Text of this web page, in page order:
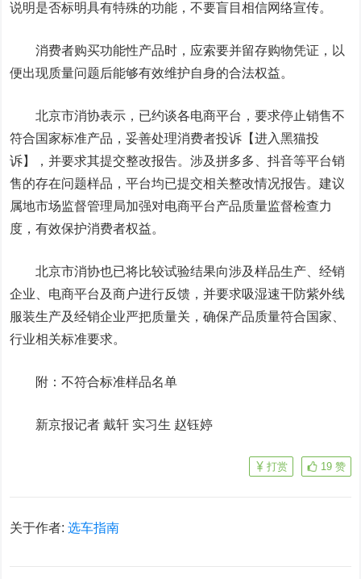
说明是否标明具有特殊的功能，不要盲目相信网络宣传。
消费者购买功能性产品时，应索要并留存购物凭证，以
便出现质量问题后能够有效维护自身的合法权益。
北京市消协表示，已约谈各电商平台，要求停止销售不
符合国家标准产品，妥善处理消费者投诉【进入黑猫投
诉】，并要求其提交整改报告。涉及拼多多、抖音等平台销
售的存在问题样品，平台均已提交相关整改情况报告。建议
属地市场监督管理局加强对电商平台产品质量监督检查力
度，有效保护消费者权益。
北京市消协也已将比较试验结果向涉及样品生产、经销
企业、电商平台及商户进行反馈，并要求吸湿速干防紫外线
服装生产及经销企业严把质量关，确保产品质量符合国家、
行业相关标准要求。
附：不符合标准样品名单
新京报记者 戴轩 实习生 赵钰婷
19 赞
打赏
关于作者:选车指南